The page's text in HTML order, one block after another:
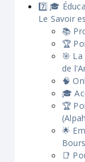
7️⃣ 🎓
Le Savoir
📚
🏆
🎯
de
🧠
🎓
🏆
🌟
📑